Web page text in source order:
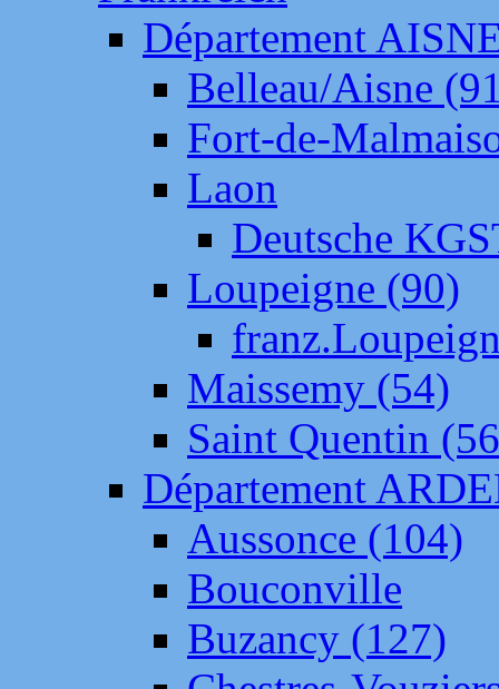
Département
Belleau/Aisne
Fort-de-
Laon
Deutsche
Loupeigne (90)
Maissemy (54)
Saint Quentin
Département
Aussonce (104)
Bouconville
Buzancy (127)